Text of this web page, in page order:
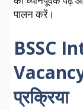
पालन करें।
BSSC
प्रक्रिया